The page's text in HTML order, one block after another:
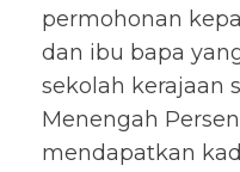
permohonan
dan ibu bapa
sekolah kerajaan
Menengah
mendapatkan